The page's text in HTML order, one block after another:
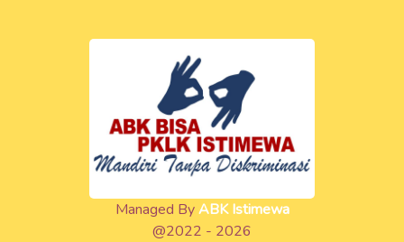
Managed ByABK Istimewa
@2022 - 2026